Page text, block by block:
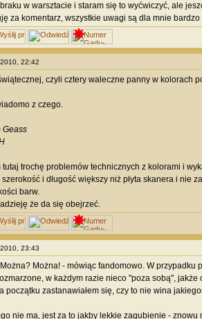
w warsztacie i staram się to wyćwiczyć, ale
za komentarz, wszystkie uwagi są dla mnie bardzo
2010, 22:42
czyli cztery waleczne panny w kolorach
z czego.
Geass
tutaj trochę problemów technicznych z kolorami i
i długość większy niż płyta skanera i nie
barw.
że da się obejrzeć.
2010, 23:43
Można! - mówiąc fandomowo. W
w każdym razie nieco "poza sobą",
początku zastanawiałem się, czy to nie wina
nie ma, jest za to jakby lekkie zagubienie -